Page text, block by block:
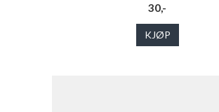
30,-
KJØP